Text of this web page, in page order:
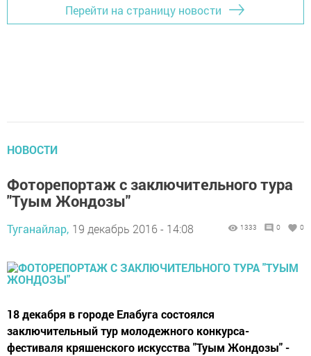
Перейти на страницу новости
НОВОСТИ
Фоторепортаж с заключительного тура
"Туым Жондозы"
Туганайлар, 19 декабрь 2016 - 14:08 1333 0 0
18 декабря в городе Елабуга состоялся
заключительный тур молодежного конкурса-
фестиваля кряшенского искусства "Туым Жондозы" -